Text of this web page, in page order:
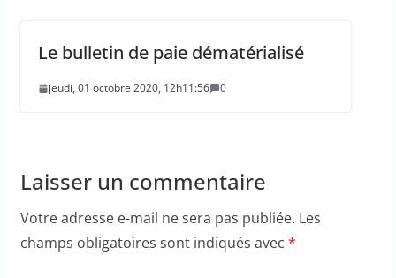
Le bulletin de paie dématérialisé
jeudi, 01 octobre 2020, 12h11:56 0
Laisser un commentaire
Votre adresse e-mail ne sera pas publiée. Les
champs obligatoires sont indiqués avec *